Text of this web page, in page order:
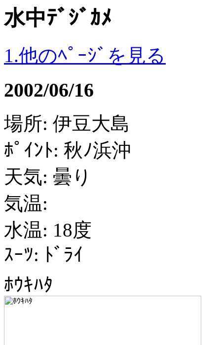
水中ﾃﾞｼﾞｶﾒ
1.他のﾍﾟｰｼﾞを見る
2002/06/16
場所: 伊豆大島
ﾎﾟｲﾝﾄ: 秋ﾉ浜沖
天気: 曇り
気温:
水温: 18度
ｽｰﾂ: ﾄﾞﾗｲ
ﾎｳｷﾊﾀ